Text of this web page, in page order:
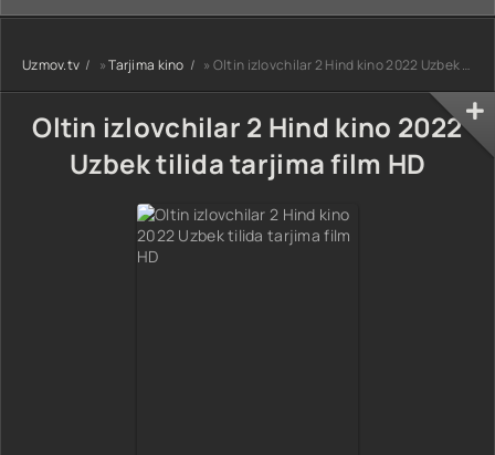
tarjima kino Full
HD tas-ix
Uzmov.tv »Tarjima kino » Oltin izlovchilar 2 Hind kino 2022 Uzbek tilida tarjima film HD
Oltin izlovchilar 2 Hind kino 2022
Uzbek tilida tarjima film HD